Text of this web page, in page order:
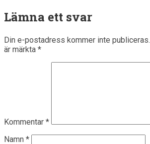
Lämna ett svar
Din e-postadress kommer inte publiceras.
är märkta *
Kommentar *
Namn *